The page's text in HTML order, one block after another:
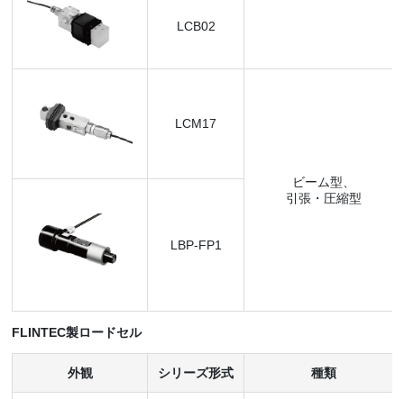
LCB02
LCM17
ビーム型、
引張・圧縮型
LBP-FP1
FLINTEC製ロードセル
外観 シリーズ形式 種類